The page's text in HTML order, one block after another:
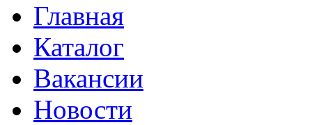
Главная
Каталог
Вакансии
Новости